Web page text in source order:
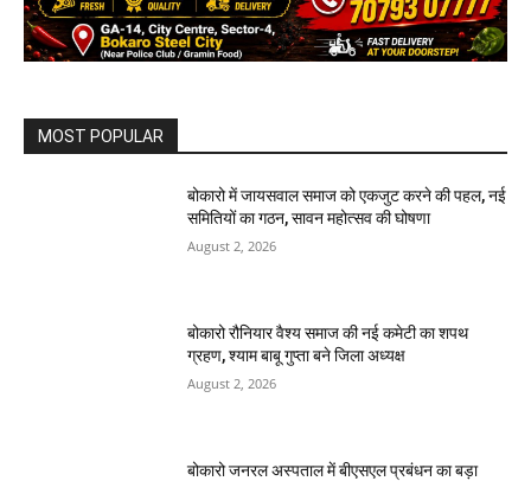
MOST POPULAR
बोकारो में जायसवाल समाज को एकजुट करने की पहल, नई
समितियों का गठन, सावन महोत्सव की घोषणा
August 2, 2026
बोकारो रौनियार वैश्य समाज की नई कमेटी का शपथ
ग्रहण, श्याम बाबू गुप्ता बने जिला अध्यक्ष
August 2, 2026
बोकारो जनरल अस्पताल में बीएसएल प्रबंधन का बड़ा